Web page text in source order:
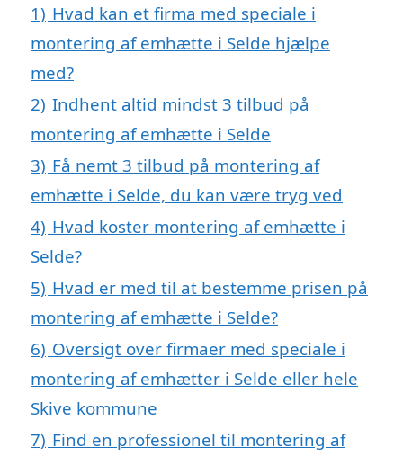
1) Hvad kan et firma med speciale i
montering af emhætte i Selde hjælpe
med?
2) Indhent altid mindst 3 tilbud på
montering af emhætte i Selde
3) Få nemt 3 tilbud på montering af
emhætte i Selde, du kan være tryg ved
4) Hvad koster montering af emhætte i
Selde?
5) Hvad er med til at bestemme prisen på
montering af emhætte i Selde?
6) Oversigt over firmaer med speciale i
montering af emhætter i Selde eller hele
Skive kommune
7) Find en professionel til montering af